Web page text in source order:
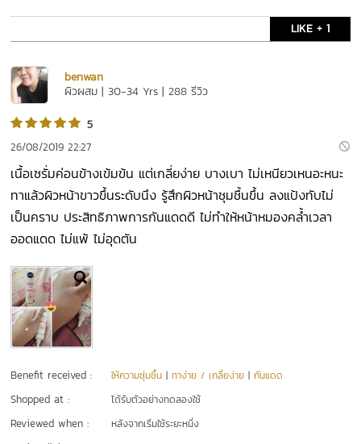
LIKE + 1
benwan
ผิวผสม | 30-34 Yrs | 288 รีวิว
5
26/08/2019 22:27
เนื้อเซรั่มค่อนข้างเข้มข้น​ แต่เกลี่ยง่าย​ บางเบา​ ไม่เหนียวเหนอะหนะ​
ทาแล้วผิวหน้าขาวขึ้นระดับนึง​ รู้สึกผิวหน้าชุมชื้นขึ้น​ ลงแป้งทับไม่
เป็นคราบ​ ประสิทธิภาพการกันแดดดี​ ไม่ทำให้หน้าหมองคล้ำเวลา
ออดแดด​ ไม่แพ้​ ไม่อุดตัน
Benefit received : ให้ความชุ่มชื้น |ทาง่าย / เกลี่ยง่าย |กันแดด
Shopped at : ได้รับตัวอย่างทดลองใช้
Reviewed when : หลังจากเริ่มใช้ระยะหนึ่ง